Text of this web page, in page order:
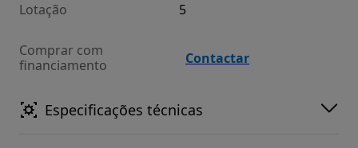
Lotação 5
Comprar com
financiamento
Contactar
Especificações técnicas